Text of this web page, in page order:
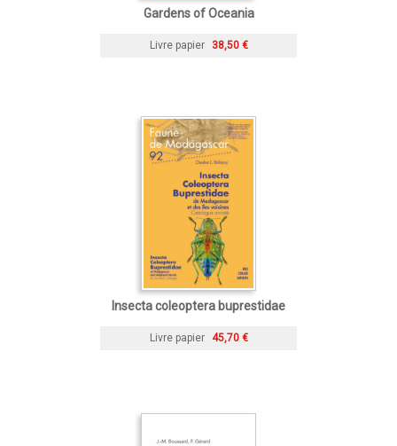
Gardens of Oceania
Livre papier 38,50 €
Insecta coleoptera buprestidae
Livre papier 45,70 €